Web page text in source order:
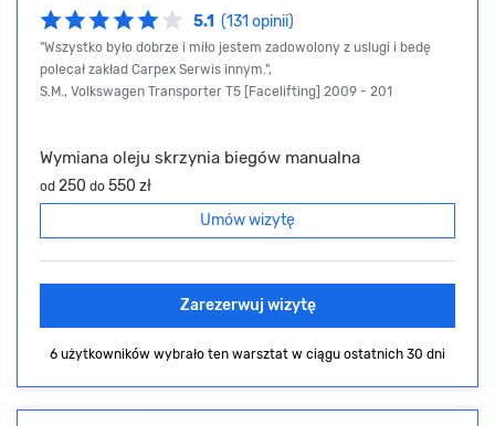
5.1 (131 opinii)
"Wszystko było dobrze i miło jestem zadowolony z uslugi i bedę
polecał zakład Carpex Serwis innym.",
S.M., Volkswagen Transporter T5 [Facelifting] 2009 - 201
Wymiana oleju skrzynia biegów manualna
od 250 do 550 zł
Umów wizytę
Zarezerwuj wizytę
6 użytkowników wybrało ten warsztat w ciągu ostatnich 30 dni